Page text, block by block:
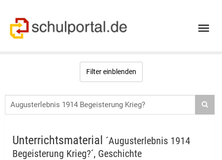
Toggle
Filter einblenden
Unterrichtsmaterial ´Augusterlebnis 1914
Begeisterung Krieg?´, Geschichte